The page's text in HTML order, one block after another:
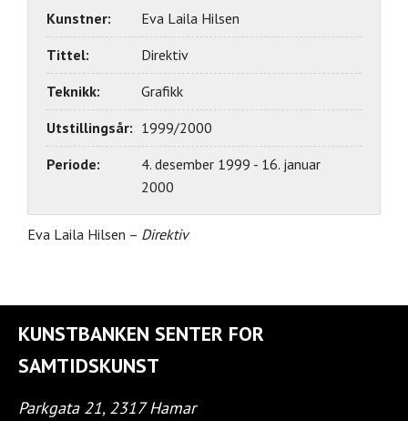
Kunstner:
Eva Laila Hilsen
Tittel:
Direktiv
Teknikk:
Grafikk
Utstillingsår: 1999/2000
Periode:
4. desember 1999 - 16. januar
2000
Eva Laila Hilsen – Direktiv
KUNSTBANKEN SENTER FOR
SAMTIDSKUNST
Parkgata 21, 2317 Hamar